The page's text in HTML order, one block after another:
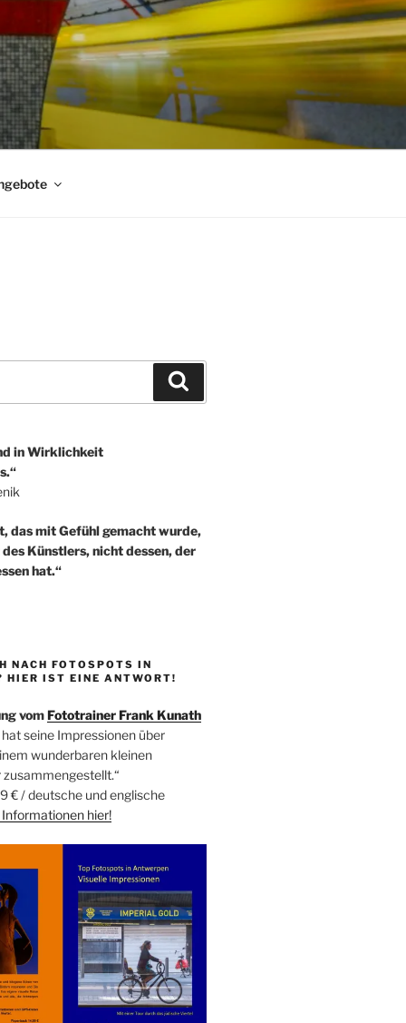
in Wirklichkeit
das mit Gefühl gemacht wurde,
Künstlers, nicht dessen, der
hat.“
NACH FOTOSPOTS IN
HIER IST EINE ANTWORT!
vomFototrainer Frank Kunath
seine Impressionen über
wunderbaren kleinen
€ / deutsche und englische
hier!